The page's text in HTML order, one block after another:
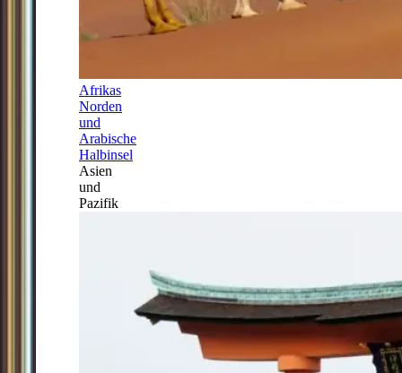
Afrikas
Norden
und
Arabische
Halbinsel
Asien
und
Pazifik